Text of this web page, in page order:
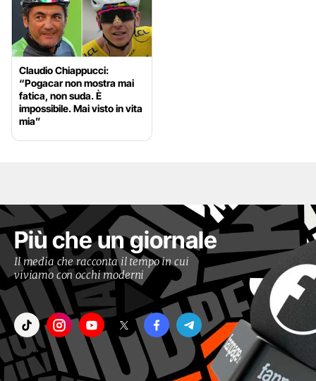
Claudio Chiappucci:
“Pogacar non mostra mai
fatica, non suda. È
impossibile. Mai visto in vita
mia”
Più che un giornale
Il media che racconta il tempo in cui
viviamo con occhi moderni